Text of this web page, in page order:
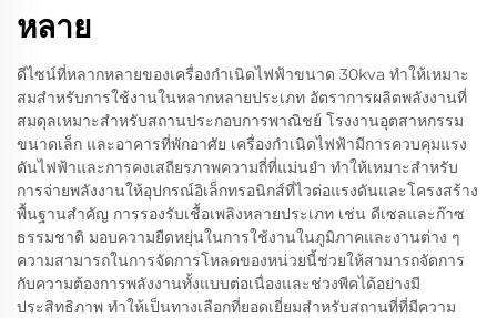
หลาย
ดีไซน์ที่หลากหลายของเครื่องกำเนิดไฟฟ้าขนาด 30kva ทำให้เหมาะ
สมสำหรับการใช้งานในหลากหลายประเภท อัตราการผลิตพลังงานที่
สมดุลเหมาะสำหรับสถานประกอบการพาณิชย์ โรงงานอุตสาหกรรม
ขนาดเล็ก และอาคารที่พักอาศัย เครื่องกำเนิดไฟฟ้ามีการควบคุมแรง
ดันไฟฟ้าและการคงเสถียรภาพความถี่ที่แม่นยำ ทำให้เหมาะสำหรับ
การจ่ายพลังงานให้อุปกรณ์อิเล็กทรอนิกส์ที่ไวต่อแรงดันและโครงสร้าง
พื้นฐานสำคัญ การรองรับเชื้อเพลิงหลายประเภท เช่น ดีเซลและก๊าซ
ธรรมชาติ มอบความยืดหยุ่นในการใช้งานในภูมิภาคและงานต่าง ๆ
ความสามารถในการจัดการโหลดของหน่วยนี้ช่วยให้สามารถจัดการ
กับความต้องการพลังงานทั้งแบบต่อเนื่องและช่วงพีคได้อย่างมี
ประสิทธิภาพ ทำให้เป็นทางเลือกที่ยอดเยี่ยมสำหรับสถานที่ที่มีความ